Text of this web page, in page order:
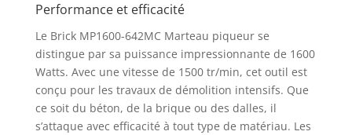
Performance et efficacité
Le Brick MP1600-642MC Marteau piqueur se
distingue par sa puissance impressionnante de 1600
Watts. Avec une vitesse de 1500 tr/min, cet outil est
conçu pour les travaux de démolition intensifs. Que
ce soit du béton, de la brique ou des dalles, il
s’attaque avec efficacité à tout type de matériau. Les